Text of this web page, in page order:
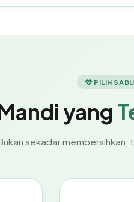
PILIH
yang
sekadar membersihkan,